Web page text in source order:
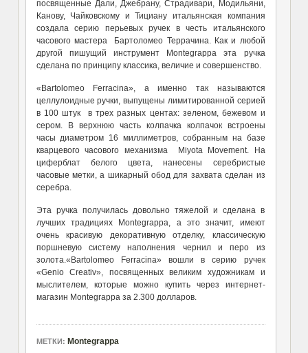
посвященные Дали, Джебрану, Страдивари, Модильяни,
Канову, Чайковскому и Тициану итальянская компания
создала серию перьевых ручек в честь итальянского
часового мастера Бартоломео Террачина. Как и любой
другой пишущий инструмент Montegrappa эта ручка
сделана по принципу классика, величие и совершенство.
«Bartolomeo Ferracina», а именно так называются
целлулоидные ручки, выпущены лимитированной серией
в 100 штук в трех разных центах: зеленом, бежевом и
сером. В верхнюю часть колпачка колпачок встроены
часы диаметром 16 миллиметров, собранным на базе
кварцевого часового механизма Miyota Movement. На
циферблат белого цвета, нанесены серебристые
часовые метки, а шикарный обод для захвата сделан из
серебра.
Эта ручка получилась довольно тяжелой и сделана в
лучших традициях Montegrappa, а это значит, имеют
очень красивую декоративную отделку, классическую
поршневую систему наполнения чернил и перо из
золота.«Bartolomeo Ferracina» вошли в серию ручек
«Genio Creativ», посвященных великим художникам и
мыслителем, которые можно купить через интернет-
магазин Montegrappa за 2.300 долларов.
МЕТКИ: Montegrappa